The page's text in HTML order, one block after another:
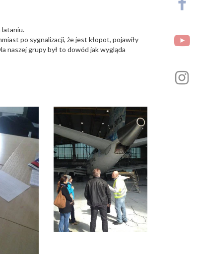
lataniu.
po sygnalizacji, że jest kłopot, pojawiły
naszej grupy był to dowód jak wygląda